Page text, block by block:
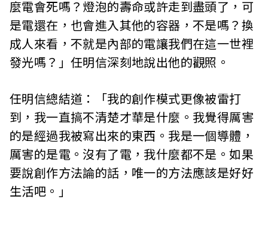
麼電會死嗎？燈泡的壽命或許走到盡頭了，可
是電還在，也會進入其他的容器，不是嗎？換
成人來看，不就是內部的電讓我們在這一世裡
發光嗎？」任明信深刻地說出他的觀照。
任明信總結道：「我的創作模式更像被雷打
到，我一直搞不清楚才華是什麼。我覺得厲害
的是經過我被寫出來的東西。我是一個導體，
厲害的是電。沒有了電，我什麼都不是。如果
要說創作方法論的話，唯一的方法應該是好好
生活吧。」